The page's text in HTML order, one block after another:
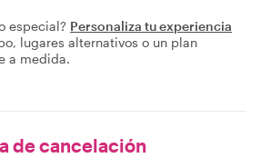
especial? Personaliza tu experiencia
lugares alternativos o un plan
a medida.
de cancelación